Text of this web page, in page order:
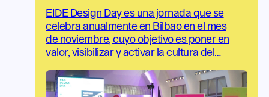
EIDE Design Day es una jornada que se
celebra anualmente en Bilbao en el mes
de noviembre, cuyo objetivo es poner en
valor, visibilizar y activar la cultura del